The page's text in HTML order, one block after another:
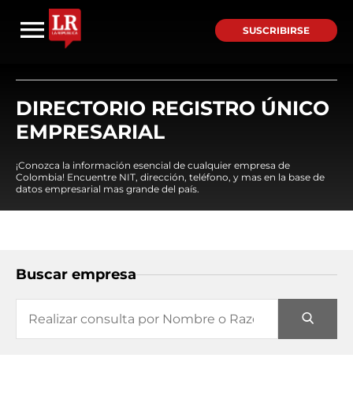
SUSCRIBIRSE
DIRECTORIO REGISTRO ÚNICO
EMPRESARIAL
¡Conozca la información esencial de cualquier empresa de
Colombia! Encuentre NIT, dirección, teléfono, y mas en la base de
datos empresarial mas grande del país.
Buscar empresa